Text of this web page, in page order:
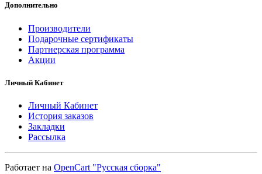
Дополнительно
Производители
Подарочные сертификаты
Партнерская программа
Акции
Личный Кабинет
Личный Кабинет
История заказов
Закладки
Рассылка
Работает на OpenCart "Русская сборка"